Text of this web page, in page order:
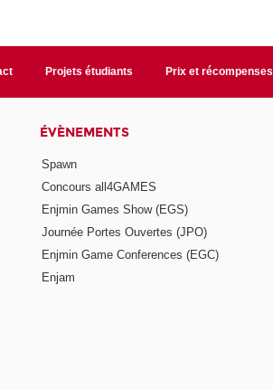
Projets étudiants Prix et récompenses
ÉVÈNEMENTS
Spawn
Concours all4GAMES
Enjmin Games Show (EGS)
Journée Portes Ouvertes (JPO)
Enjmin Game Conferences (EGC)
Enjam